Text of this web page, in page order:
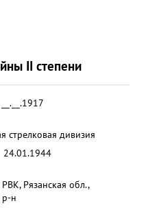
II степени
__.__.1917
стрелковая дивизия
24.01.1944
Рязанская обл.,
р-н